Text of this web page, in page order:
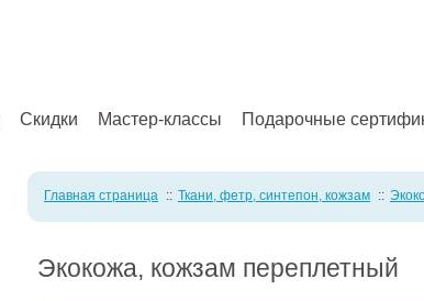
Скидки Мастер-классы Подарочные
Главная страница :: Ткани, фетр, синтепон, кожзам ::
Экокожа, кожзам переплетный